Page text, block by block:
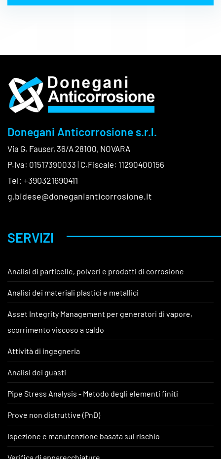
Donegani Anticorrosione s.r.l.
Via G. Fauser, 36/A 28100, NOVARA
P.Iva: 01517390033 | C.Fiscale: 11290400156
Tel: +390321690411
g.bidese@doneganianticorrosione.it
SERVIZI
Analisi di particelle, polveri e prodotti di corrosione
Analisi dei materiali plastici e metallici
Asset Integrity Management per generatori di vapore,
scorrimento viscoso a caldo
Attività di ingegneria
Analisi dei guasti
Pipe Stress Analysis - Metodo degli elementi finiti
Prove non distruttive (PnD)
Ispezione e manutenzione basata sul rischio